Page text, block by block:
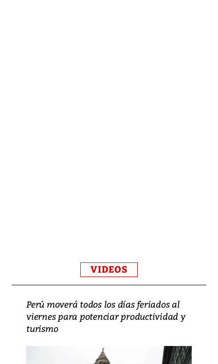
VIDEOS
Perú moverá todos los días feriados al
viernes para potenciar productividad y
turismo